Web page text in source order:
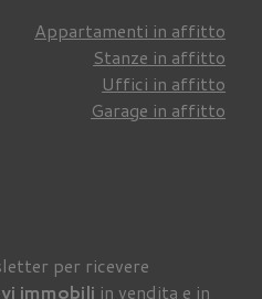
Appartamenti in affitto
Stanze in affitto
Uffici in affitto
Garage in affitto
per ricevere
immobili in vendita e in